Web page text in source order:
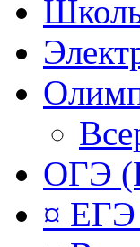
ОГЭ
¤ ЕГЭ